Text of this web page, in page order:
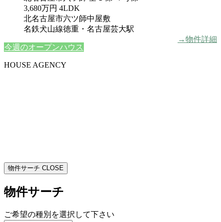
3,680万円 4LDK
北名古屋市六ツ師中屋敷
名鉄犬山線徳重・名古屋芸大駅
→物件詳細
今週のオープンハウス
HOUSE AGENCY
物件サーチ CLOSE
物件サーチ
ご希望の種別を選択して下さい